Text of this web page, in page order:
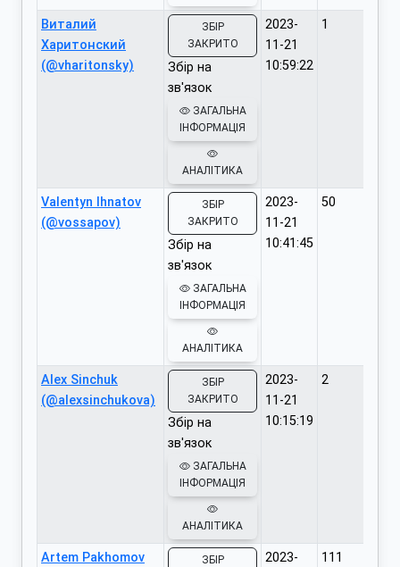
Виталий
Харитонский
(@vharitonsky)
ЗБІР
ЗАКРИТО
Збір на
зв'язок
ЗАГАЛЬНА
ІНФОРМАЦІЯ
АНАЛІТИКА
2023-
11-21
10:59:22
1
Valentyn Ihnatov
(@vossapov)
ЗБІР
ЗАКРИТО
Збір на
зв'язок
ЗАГАЛЬНА
ІНФОРМАЦІЯ
АНАЛІТИКА
2023-
11-21
10:41:45
50
Alex Sinchuk
(@alexsinchukova)
ЗБІР
ЗАКРИТО
Збір на
зв'язок
ЗАГАЛЬНА
ІНФОРМАЦІЯ
АНАЛІТИКА
2023-
11-21
10:15:19
2
Artem Pakhomov
ЗБІР
2023-
111